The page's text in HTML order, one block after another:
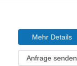
Mehr Details
Anfrage senden